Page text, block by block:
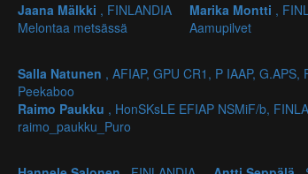
Jaana Mälkki , FINLANDIA
Melontaa metsässä
Marika Montti ,
Aamupilvet
Salla Natunen , AFIAP, GPU CR1, P IAAP, G.APS,
Peekaboo
Raimo Paukku , HonSKsLE EFIAP NSMiF/b,
raimo_paukku_Puro